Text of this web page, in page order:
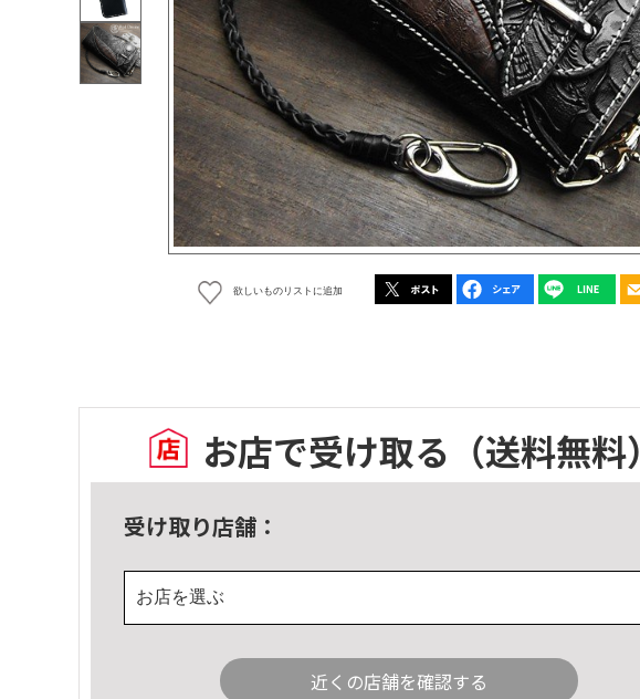
欲しいものリストに追加
お店で受け取る （送料無料）
受け取り店舗：
お店を選ぶ
近くの店舗を確認する